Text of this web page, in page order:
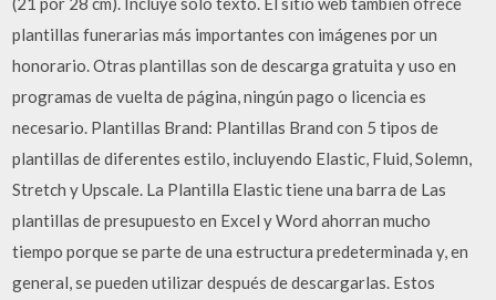
plantillas funerarias más importantes con imágenes por un
honorario. Otras plantillas son de descarga gratuita y uso en
programas de vuelta de página, ningún pago o licencia es
necesario. Plantillas Brand: Plantillas Brand con 5 tipos de
plantillas de diferentes estilo, incluyendo Elastic, Fluid, Solemn,
Stretch y Upscale. La Plantilla Elastic tiene una barra de Las
plantillas de presupuesto en Excel y Word ahorran mucho
tiempo porque se parte de una estructura predeterminada y, en
general, se pueden utilizar después de descargarlas. Estos